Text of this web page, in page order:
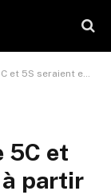
vente à partir du 20 Septembre
5C et
à partir